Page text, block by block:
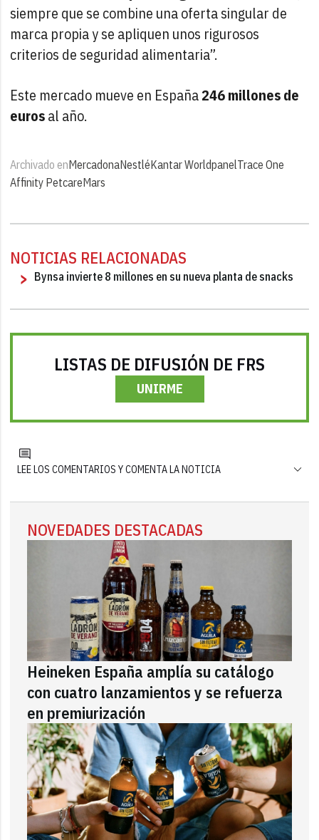
siempre que se combine una oferta singular de
marca propia y se apliquen unos rigurosos
criterios de seguridad alimentaria”.
Este mercado mueve en España246 millones de
eurosal año.
Archivado enMercadonaNestléKantar WorldpanelTrace One
Affinity PetcareMars
NOTICIAS RELACIONADAS
Bynsa invierte 8 millones en su nueva planta de snacks
LISTAS DE DIFUSIÓN DE FRS
UNIRME
LEE LOS COMENTARIOS Y COMENTA LA NOTICIA
NOVEDADES DESTACADAS
Heineken España amplía su catálogo
con cuatro lanzamientos y se refuerza
en premiurización